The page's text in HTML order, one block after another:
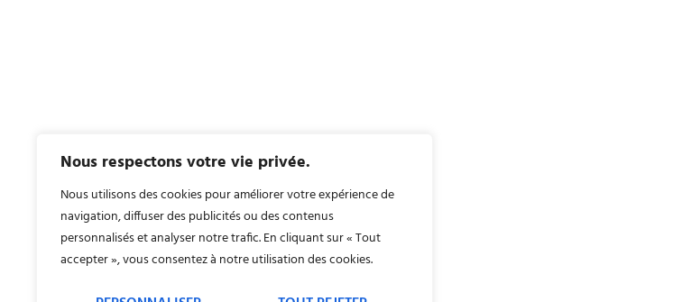
Nous respectons votre vie privée.
Nous utilisons des cookies pour améliorer votre expérience de
navigation, diffuser des publicités ou des contenus
personnalisés et analyser notre trafic. En cliquant sur « Tout
accepter », vous consentez à notre utilisation des cookies.